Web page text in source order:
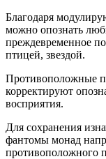
Благодаря
можно опознать
преждевременное
птицей, звездой.
Противоположные
корректируют
восприятия.
Для сохранения
фантомы монад
противоположного